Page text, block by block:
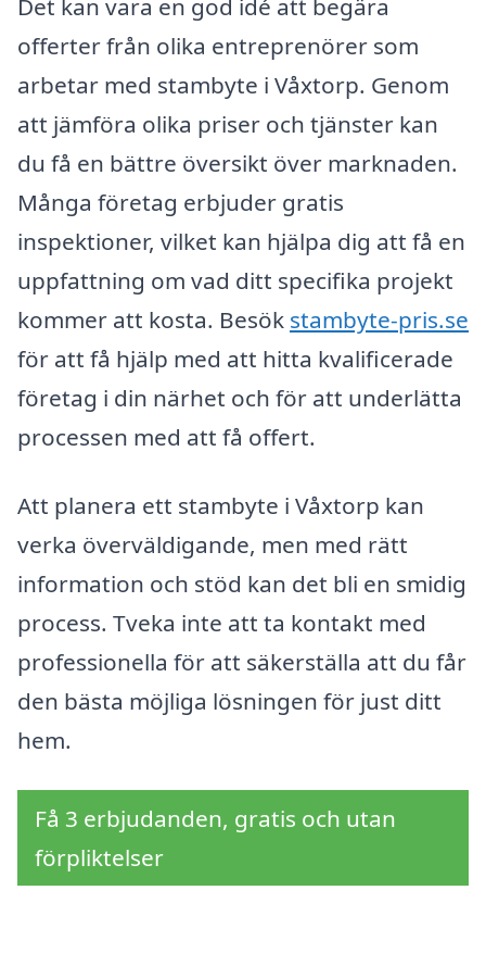
offerter från olika entreprenörer som
arbetar med stambyte i Våxtorp. Genom
att jämföra olika priser och tjänster kan
du få en bättre översikt över marknaden.
Många företag erbjuder gratis
inspektioner, vilket kan hjälpa dig att få en
uppfattning om vad ditt specifika projekt
kommer att kosta. Besök stambyte-pris.se
för att få hjälp med att hitta kvalificerade
företag i din närhet och för att underlätta
processen med att få offert.
Att planera ett stambyte i Våxtorp kan
verka överväldigande, men med rätt
information och stöd kan det bli en smidig
process. Tveka inte att ta kontakt med
professionella för att säkerställa att du får
den bästa möjliga lösningen för just ditt
hem.
Få 3 erbjudanden, gratis och utan
förpliktelser